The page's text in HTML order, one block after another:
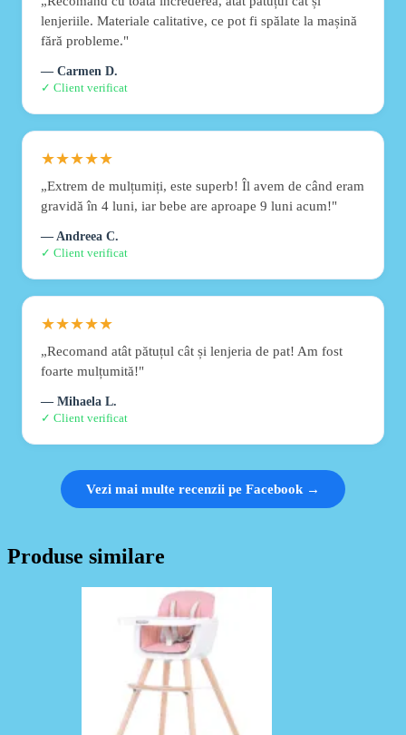
lenjeriile. Materiale calitative, ce pot fi spălate la mașină
fără probleme."
— Carmen D.
✓ Client verificat
★★★★★
„Extrem de mulțumiți, este superb! Îl avem de când eram
gravidă în 4 luni, iar bebe are aproape 9 luni acum!"
— Andreea C.
✓ Client verificat
★★★★★
„Recomand atât pătuțul cât și lenjeria de pat! Am fost
foarte mulțumită!"
— Mihaela L.
✓ Client verificat
Vezi mai multe recenzii pe Facebook →
Produse similare